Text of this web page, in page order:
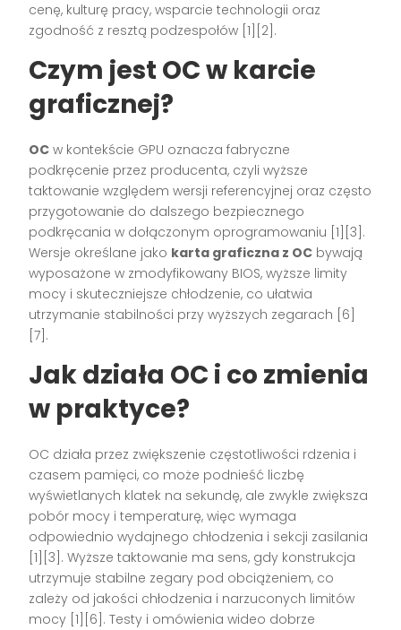
cenę, kulturę pracy, wsparcie technologii oraz
zgodność z resztą podzespołów [1][2].
Czym jest OC w karcie
graficznej?
OC w kontekście GPU oznacza fabryczne
podkręcenie przez producenta, czyli wyższe
taktowanie względem wersji referencyjnej oraz często
przygotowanie do dalszego bezpiecznego
podkręcania w dołączonym oprogramowaniu [1][3].
Wersje określane jako karta graficzna z OC bywają
wyposażone w zmodyfikowany BIOS, wyższe limity
mocy i skuteczniejsze chłodzenie, co ułatwia
utrzymanie stabilności przy wyższych zegarach [6]
[7].
Jak działa OC i co zmienia
w praktyce?
OC działa przez zwiększenie częstotliwości rdzenia i
czasem pamięci, co może podnieść liczbę
wyświetlanych klatek na sekundę, ale zwykle zwiększa
pobór mocy i temperaturę, więc wymaga
odpowiednio wydajnego chłodzenia i sekcji zasilania
[1][3]. Wyższe taktowanie ma sens, gdy konstrukcja
utrzymuje stabilne zegary pod obciążeniem, co
zależy od jakości chłodzenia i narzuconych limitów
mocy [1][6]. Testy i omówienia wideo dobrze